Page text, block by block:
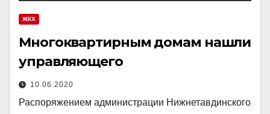
ЖКХ
Многоквартирным домам нашли
управляющего
10.06.2020
Распоряжением администрации Нижнетавдинского